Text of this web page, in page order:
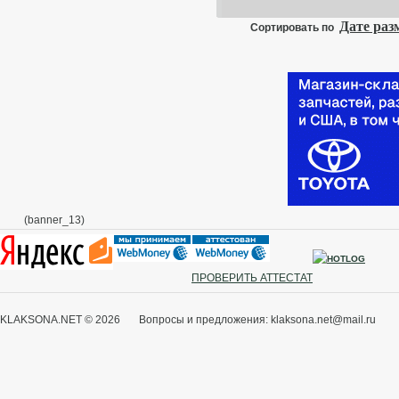
Сортировать по Дате
(banner_13)
ПРОВЕРИТЬ АТТЕСТАТ
KLAKSONA.NET © 2026 Вопросы и предложения: klaksona.net@mail.ru